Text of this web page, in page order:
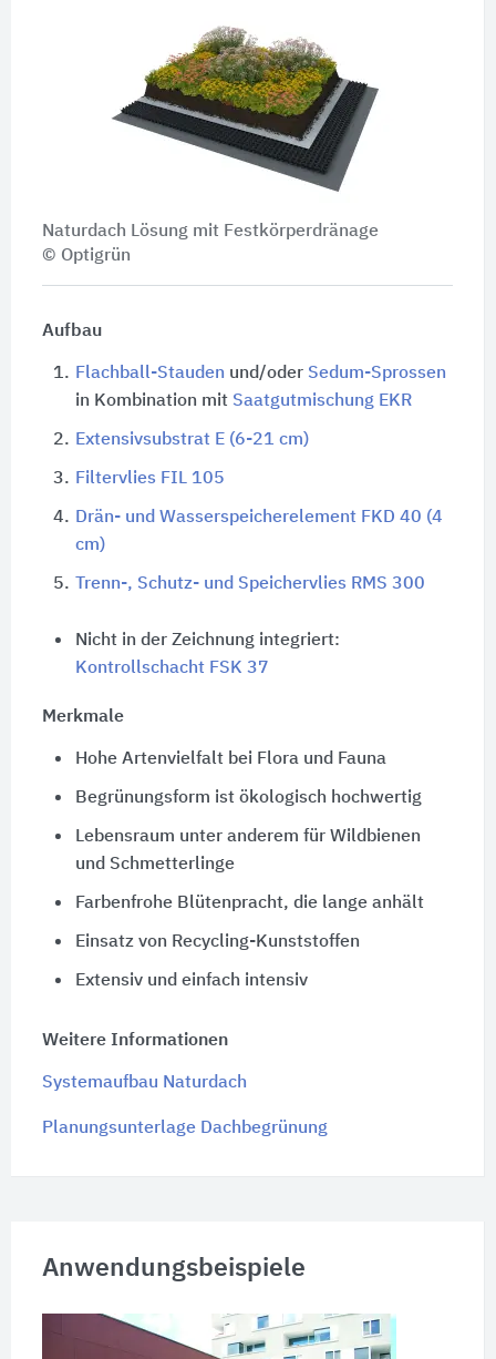
Naturdach Lösung mit Festkörperdränage
© Optigrün
Aufbau
1. Flachball-Stauden und/oder Sedum-Sprossen
in Kombination mit Saatgutmischung EKR
2. Extensivsubstrat E (6-21 cm)
3. Filtervlies FIL 105
4. Drän- und Wasserspeicherelement FKD 40 (4
cm)
5. Trenn-, Schutz- und Speichervlies RMS 300
Nicht in der Zeichnung integriert:
Kontrollschacht FSK 37
Merkmale
Hohe Artenvielfalt bei Flora und Fauna
Begrünungsform ist ökologisch hochwertig
Lebensraum unter anderem für Wildbienen
und Schmetterlinge
Farbenfrohe Blütenpracht, die lange anhält
Einsatz von Recycling-Kunststoffen
Extensiv und einfach intensiv
Weitere Informationen
Systemaufbau Naturdach
Planungsunterlage Dachbegrünung
Anwendungsbeispiele